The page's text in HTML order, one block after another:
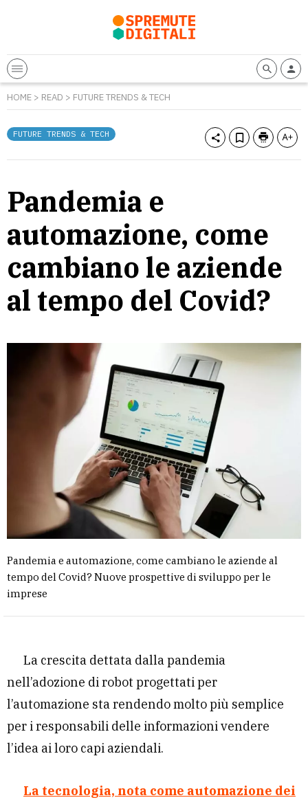
HOME > READ > FUTURE TRENDS & TECH
FUTURE TRENDS & TECH
Pandemia e
automazione, come
cambiano le aziende
al tempo del Covid?
Pandemia e automazione, come cambiano le aziende al
tempo del Covid? Nuove prospettive di sviluppo per le
imprese
La crescita dettata dalla pandemia
nell’adozione di robot progettati per
l’automazione sta rendendo molto più semplice
per i responsabili delle informazioni vendere
l’idea ai loro capi aziendali.
La tecnologia, nota come automazione dei